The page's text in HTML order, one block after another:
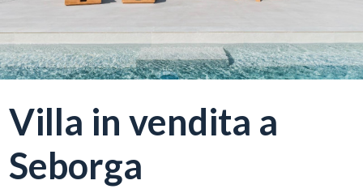
Villa in vendita a
Seborga
siamo
I
nostri
La
Liguria
Comune
-